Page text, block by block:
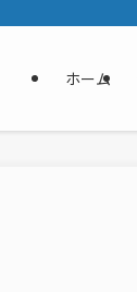
ホーム